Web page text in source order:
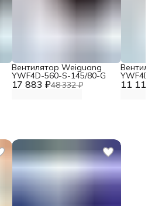
17 883 ₽48 332 ₽
Вентилятор Weiguang
YWF4D-560-S-145/80-G
11 117